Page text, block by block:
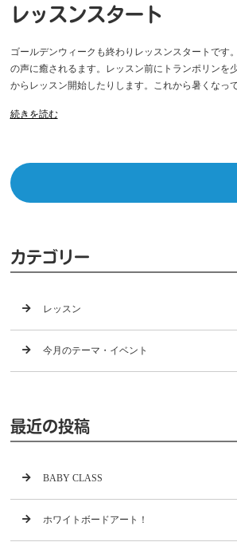
レッスンスタート
ゴールデンウィークも終わりレッスンスタートです
の声に癒されるます。レッスン前にトランポリンを
からレッスン開始したりします。これから暑くなっ
続きを読む
カテゴリー
レッスン
今月のテーマ・イベント
最近の投稿
BABY CLASS
ホワイトボードアート！